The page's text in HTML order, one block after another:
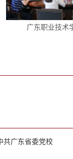
广东职业技术
共广东省委党校